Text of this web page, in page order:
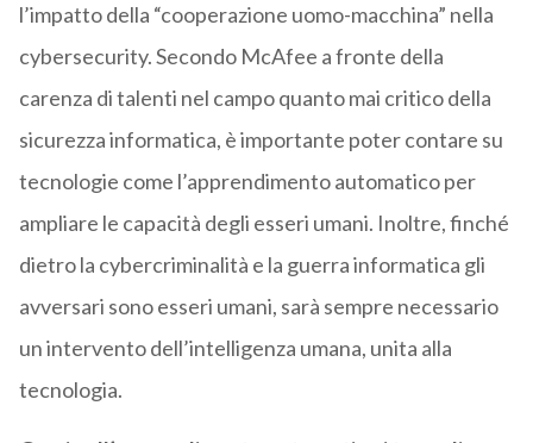
l’impatto della “cooperazione uomo-macchina” nella
cybersecurity. Secondo McAfee a fronte della
carenza di talenti nel campo quanto mai critico della
sicurezza informatica, è importante poter contare su
tecnologie come l’apprendimento automatico per
ampliare le capacità degli esseri umani. Inoltre, finché
dietro la cybercriminalità e la guerra informatica gli
avversari sono esseri umani, sarà sempre necessario
un intervento dell’intelligenza umana, unita alla
tecnologia.